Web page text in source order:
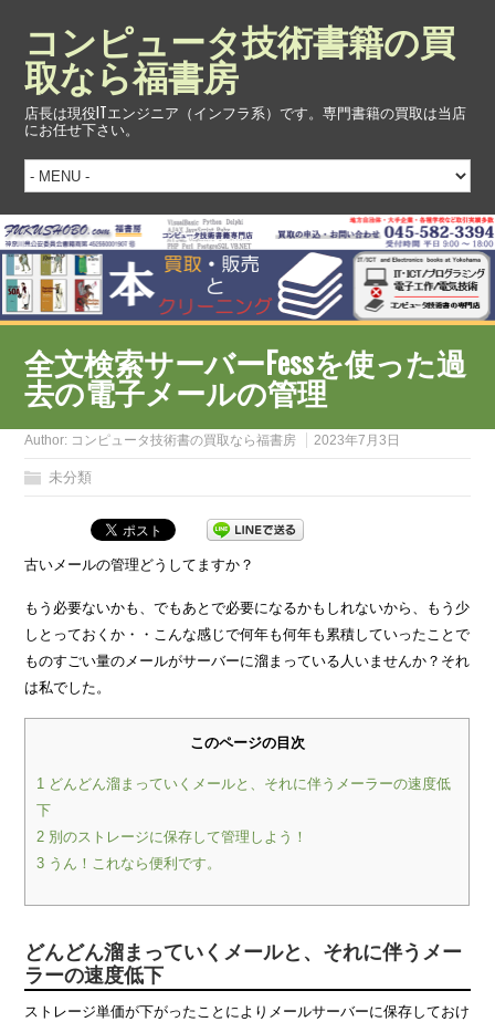
コンピュータ技術書籍の買
取なら福書房
店長は現役ITエンジニア（インフラ系）です。専門書籍の買取は当店
にお任せ下さい。
全文検索サーバーFessを使った過
去の電子メールの管理
Author: コンピュータ技術書の買取なら福書房 2023年7月3日
未分類
古いメールの管理どうしてますか？
もう必要ないかも、でもあとで必要になるかもしれないから、もう少
しとっておくか・・こんな感じで何年も何年も累積していったことで
ものすごい量のメールがサーバーに溜まっている人いませんか？それ
は私でした。
このページの目次
1 どんどん溜まっていくメールと、それに伴うメーラーの速度低
下
2 別のストレージに保存して管理しよう！
3 うん！これなら便利です。
どんどん溜まっていくメールと、それに伴うメー
ラーの速度低下
ストレージ単価が下がったことによりメールサーバーに保存しておけ